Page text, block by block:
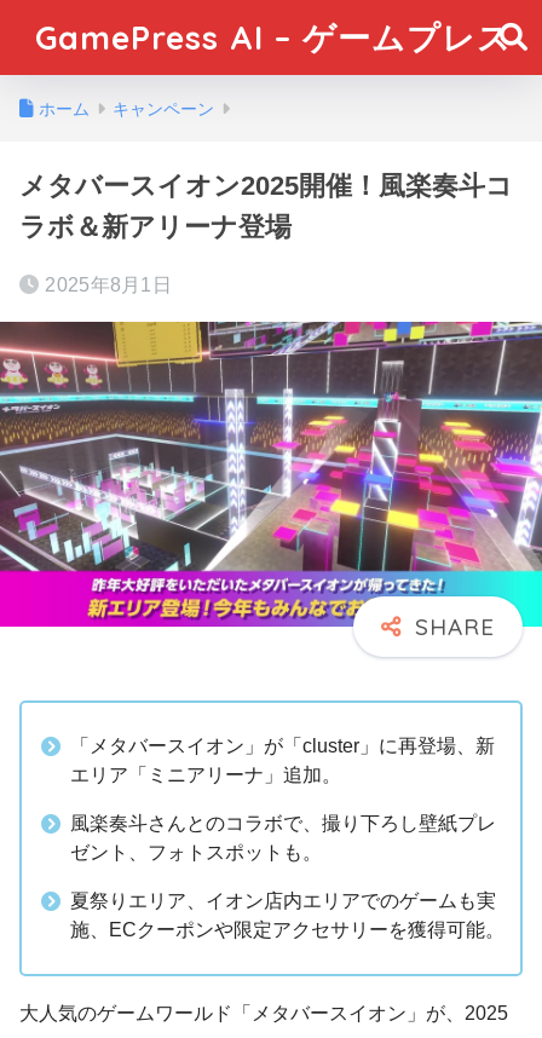
GamePress AI – ゲームプレス
ホーム キャンペーン
メタバースイオン2025開催！風楽奏斗コ
ラボ＆新アリーナ登場
2025年8月1日
「メタバースイオン」が「cluster」に再登場、新
エリア「ミニアリーナ」追加。
風楽奏斗さんとのコラボで、撮り下ろし壁紙プレ
ゼント、フォトスポットも。
夏祭りエリア、イオン店内エリアでのゲームも実
施、ECクーポンや限定アクセサリーを獲得可能。
大人気のゲームワールド「メタバースイオン」が、2025